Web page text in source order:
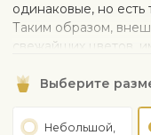
одинаковые, но есть
Таким образом,
свежайших цветов,
одно можно сказать
иллюстративный
Выберите
Небольшой,